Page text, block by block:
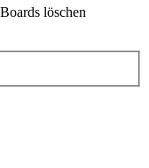
löschen